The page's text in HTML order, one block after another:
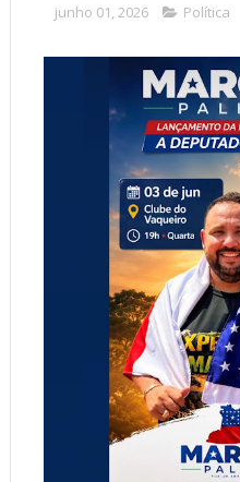
junho 01, 2026 Política